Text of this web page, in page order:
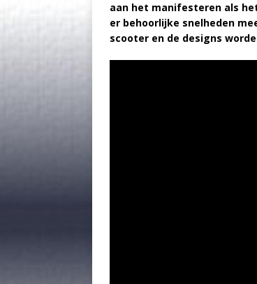
aan het manifesteren als
er behoorlijke snelheden
scooter en de designs